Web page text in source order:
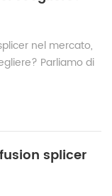
nel mercato,
Parliamo di
splicer